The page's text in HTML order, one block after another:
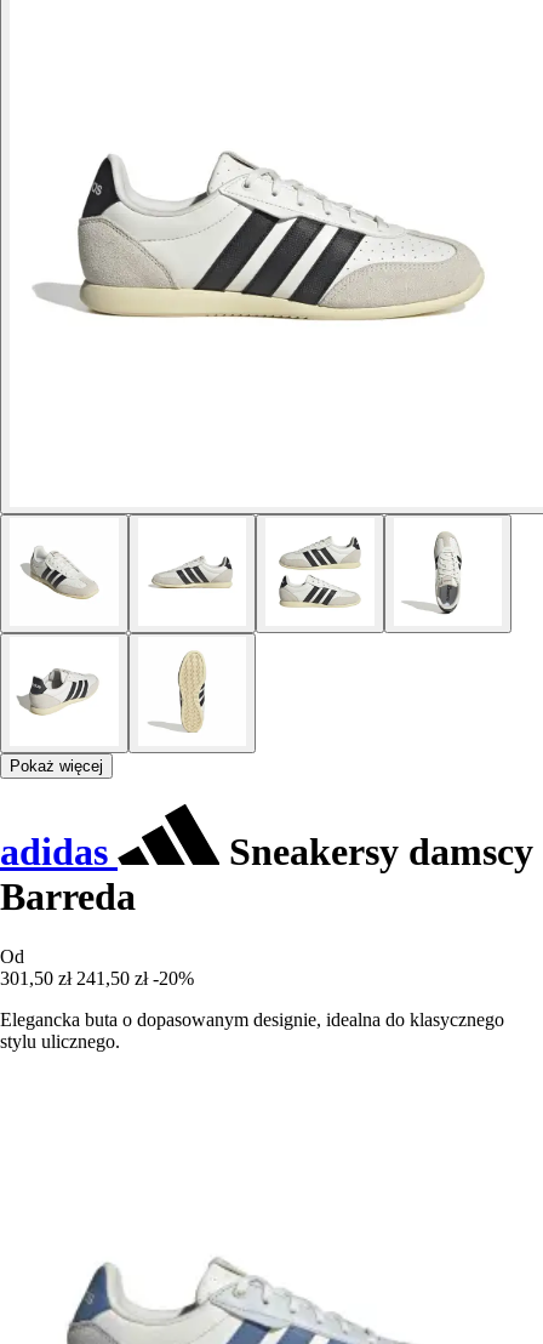
Pokaż więcej
adidas
Sneakersy damscy
Barreda
Od
301,50 zł 241,50 zł -20%
Elegancka buta o dopasowanym designie, idealna do klasycznego
stylu ulicznego.